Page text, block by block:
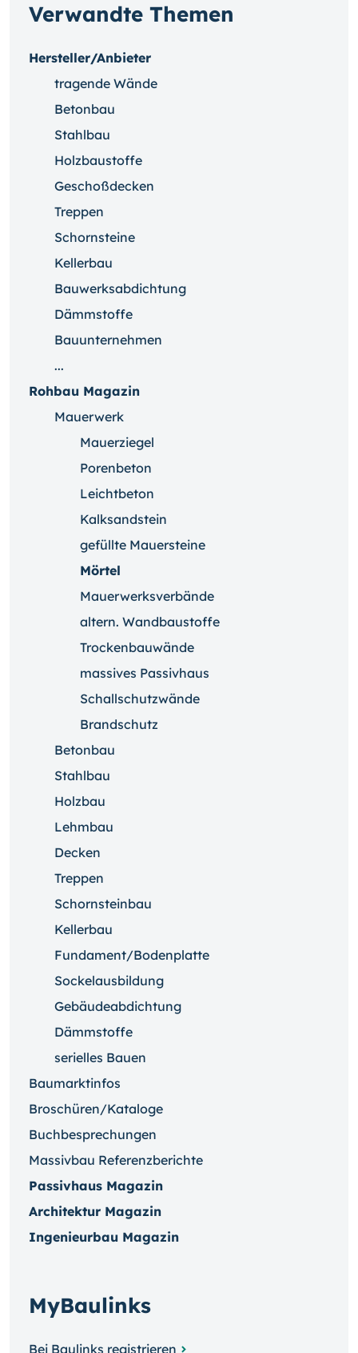
Verwandte Themen
Hersteller/Anbieter
tragende Wände
Betonbau
Stahlbau
Holzbaustoffe
Geschoßdecken
Treppen
Schornsteine
Kellerbau
Bauwerksabdichtung
Dämmstoffe
Bauunternehmen
...
Rohbau Magazin
Mauerwerk
Mauerziegel
Porenbeton
Leichtbeton
Kalksandstein
gefüllte Mauersteine
Mörtel
Mauerwerksverbände
altern. Wandbaustoffe
Trockenbauwände
massives Passivhaus
Schallschutzwände
Brandschutz
Betonbau
Stahlbau
Holzbau
Lehmbau
Decken
Treppen
Schornsteinbau
Kellerbau
Fundament/Bodenplatte
Sockelausbildung
Gebäudeabdichtung
Dämmstoffe
serielles Bauen
Baumarktinfos
Broschüren/Kataloge
Buchbesprechungen
Massivbau Referenzberichte
Passivhaus Magazin
Architektur Magazin
Ingenieurbau Magazin
MyBaulinks
Bei Baulinks registrieren